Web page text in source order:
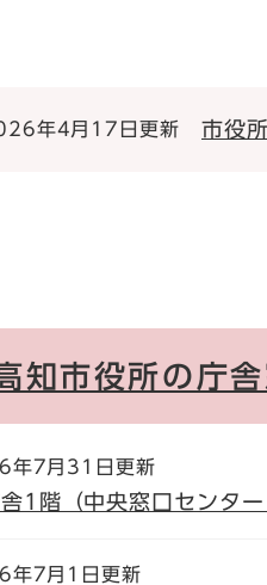
年4月17日更新 市役
知市役所の庁舎
年7月31日更新
1階（中央窓口センタ
年7月1日更新